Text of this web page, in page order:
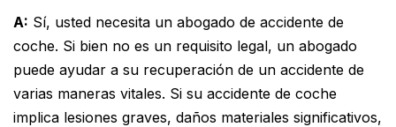
A: Sí, usted necesita un abogado de accidente de
coche. Si bien no es un requisito legal, un abogado
puede ayudar a su recuperación de un accidente de
varias maneras vitales. Si su accidente de coche
implica lesiones graves, daños materiales significativos,